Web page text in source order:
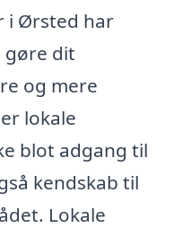
i Ørsted har
gøre dit
og mere
lokale
blot adgang til
kendskab til
Lokale